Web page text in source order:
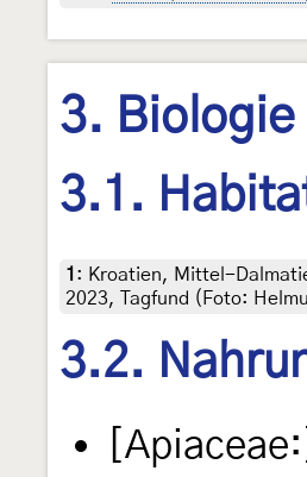
3. Biologie
3.1.
1 : Kroatien, Mittel-
2023, Tagfund (Foto:
3.2.
[Apiaceae:]